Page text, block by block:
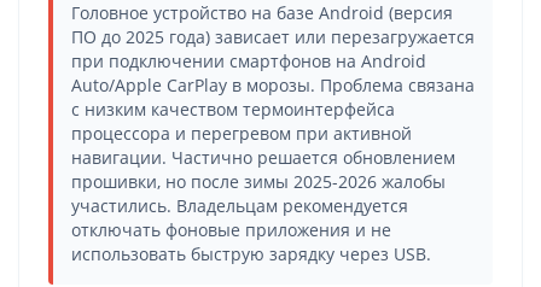
Головное устройство на базе Android (версия
ПО до 2025 года) зависает или перезагружается
при подключении смартфонов на Android
Auto/Apple CarPlay в морозы. Проблема связана
с низким качеством термоинтерфейса
процессора и перегревом при активной
навигации. Частично решается обновлением
прошивки, но после зимы 2025-2026 жалобы
участились. Владельцам рекомендуется
отключать фоновые приложения и не
использовать быструю зарядку через USB.